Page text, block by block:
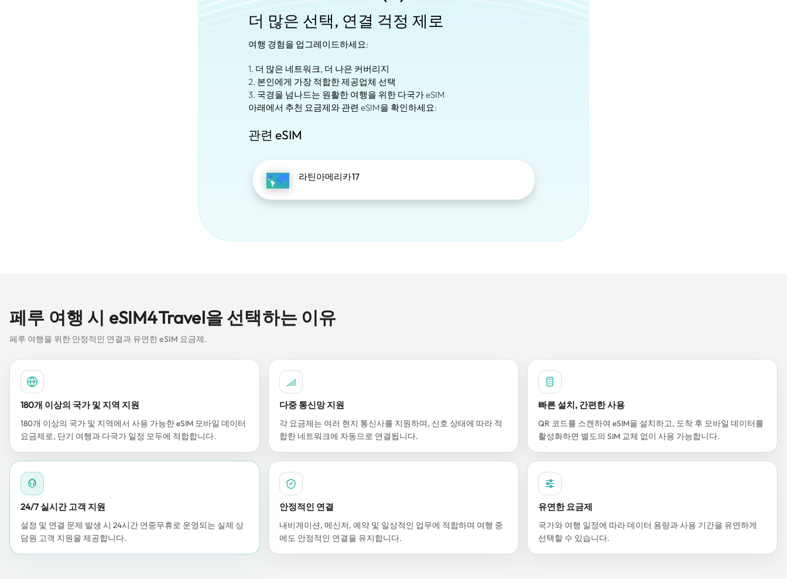
더 많은 선택, 연결 걱정 제로
여행 경험을 업그레이드하세요:
1. 더 많은 네트워크, 더 나은 커버리지
2. 본인에게 가장 적합한 제공업체 선택
3. 국경을 넘나드는 원활한 여행을 위한 다국가 eSIM
아래에서 추천 요금제와 관련 eSIM을 확인하세요:
관련 eSIM
라틴아메리카17
페루 여행 시 eSIM4Travel을 선택하는 이유
페루 여행을 위한 안정적인 연결과 유연한 eSIM 요금제.
180개 이상의 국가 및 지역 지원
180개 이상의 국가 및 지역에서 사용 가능한 eSIM 모바일 데이터
요금제로, 단기 여행과 다국가 일정 모두에 적합합니다.
다중 통신망 지원
각 요금제는 여러 현지 통신사를 지원하며, 신호 상태에 따라 적
합한 네트워크에 자동으로 연결됩니다.
빠른 설치, 간편한 사용
QR 코드를 스캔하여 eSIM을 설치하고, 도착 후 모바일 데이터를
활성화하면 별도의 SIM 교체 없이 사용 가능합니다.
24/7 실시간 고객 지원
설정 및 연결 문제 발생 시 24시간 연중무휴로 운영되는 실제 상
담원 고객 지원을 제공합니다.
안정적인 연결
내비게이션, 메신저, 예약 및 일상적인 업무에 적합하며 여행 중
에도 안정적인 연결을 유지합니다.
유연한 요금제
국가와 여행 일정에 따라 데이터 용량과 사용 기간을 유연하게
선택할 수 있습니다.